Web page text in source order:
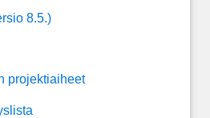
8.5.)
projektiaiheet